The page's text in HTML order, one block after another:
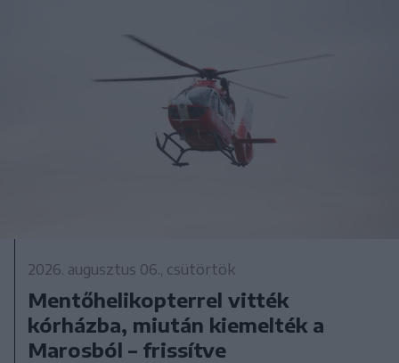
2026. augusztus 06., csütörtök
Mentőhelikopterrel vitték
kórházba, miután kiemelték a
Marosból – frissítve